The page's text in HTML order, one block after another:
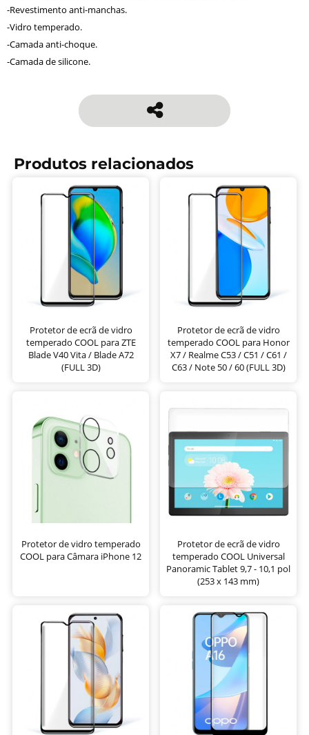
-Revestimento anti-manchas.
-Vidro temperado.
-Camada anti-choque.
-Camada de silicone.
Produtos relacionados
Protetor de ecrã de vidro
temperado COOL para ZTE
Blade V40 Vita / Blade A72
(FULL 3D)
Protetor de ecrã de vidro
temperado COOL para Honor
X7 / Realme C53 / C51 / C61 /
C63 / Note 50 / 60 (FULL 3D)
Protetor de vidro temperado
COOL para Câmara iPhone 12
Protetor de ecrã de vidro
temperado COOL Universal
Panoramic Tablet 9,7 - 10,1 pol
(253 x 143 mm)